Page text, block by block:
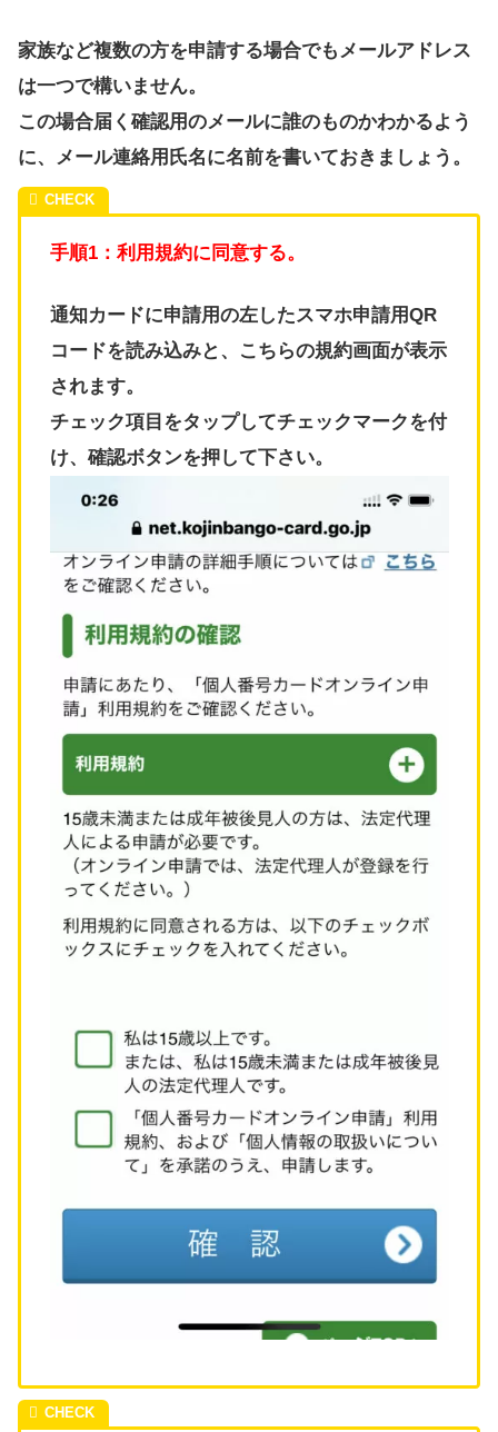
家族など複数の方を申請する場合でもメールアドレス
は一つで構いません。
この場合届く確認用のメールに誰のものかわかるよう
に、メール連絡用氏名に名前を書いておきましょう。
手順1：利用規約に同意する。
通知カードに申請用の左したスマホ申請用QR
コードを読み込みと、こちらの規約画面が表示
されます。
チェック項目をタップしてチェックマークを付
け、確認ボタンを押して下さい。